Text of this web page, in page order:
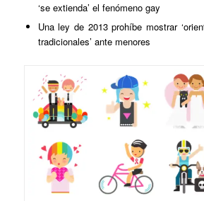
‘se extienda’ el fenómeno gay
Una ley de 2013 prohíbe mostrar
tradicionales’ ante menores